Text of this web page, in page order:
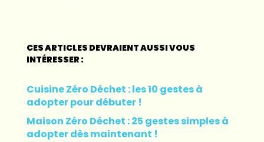
CES ARTICLES DEVRAIENT AUSSI VOUS
INTÉRESSER :
Cuisine Zéro Déchet : les 10 gestes à
adopter pour débuter !
Maison Zéro Déchet : 25 gestes simples à
adopter dès maintenant !